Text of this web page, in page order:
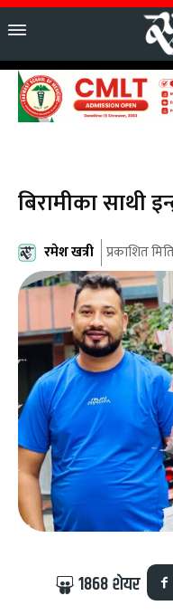
बिरामीका साथी
रमेश खत्री प्रकाशित
1868शेयर